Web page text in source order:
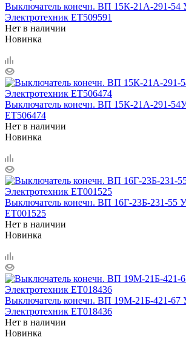
Выключатель конечн. ВП 15К-21А-291-54
Электротехник ET509591
Нет в наличии
Новинка
Выключатель конечн. ВП 15К-21А-291-
ET506474
Нет в наличии
Новинка
Выключатель конечн. ВП 16Г-23Б-231-55
ET001525
Нет в наличии
Новинка
Выключатель конечн. ВП 19М-21Б-421-67
Электротехник ET018436
Нет в наличии
Новинка